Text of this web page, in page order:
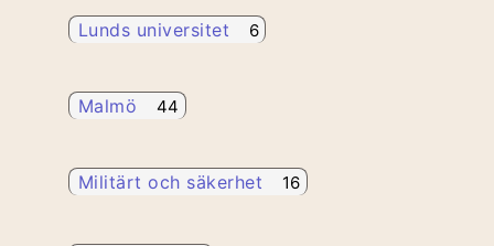
Lunds universitet 6
Malmö 44
Militärt och säkerhet 16